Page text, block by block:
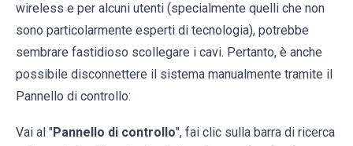
wireless e per alcuni utenti (specialmente quelli che non
sono particolarmente esperti di tecnologia), potrebbe
sembrare fastidioso scollegare i cavi. Pertanto, è anche
possibile disconnettere il sistema manualmente tramite il
Pannello di controllo:
Vai al "Pannello di controllo", fai clic sulla barra di ricerca